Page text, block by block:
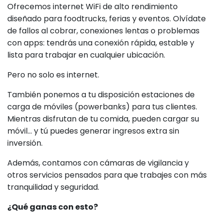
Ofrecemos internet WiFi de alto rendimiento
diseñado para foodtrucks, ferias y eventos. Olvídate
de fallos al cobrar, conexiones lentas o problemas
con apps: tendrás una conexión rápida, estable y
lista para trabajar en cualquier ubicación.
Pero no solo es internet.
También ponemos a tu disposición estaciones de
carga de móviles (powerbanks) para tus clientes.
Mientras disfrutan de tu comida, pueden cargar su
móvil… y tú puedes generar ingresos extra sin
inversión.
Además, contamos con cámaras de vigilancia y
otros servicios pensados para que trabajes con más
tranquilidad y seguridad.
¿Qué ganas con esto?